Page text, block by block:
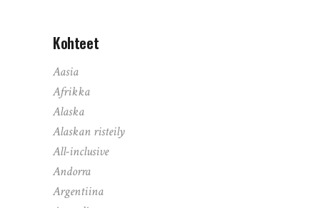
Kohteet
Aasia
Afrikka
Alaska
Alaskan risteily
All-inclusive
Andorra
Argentiina